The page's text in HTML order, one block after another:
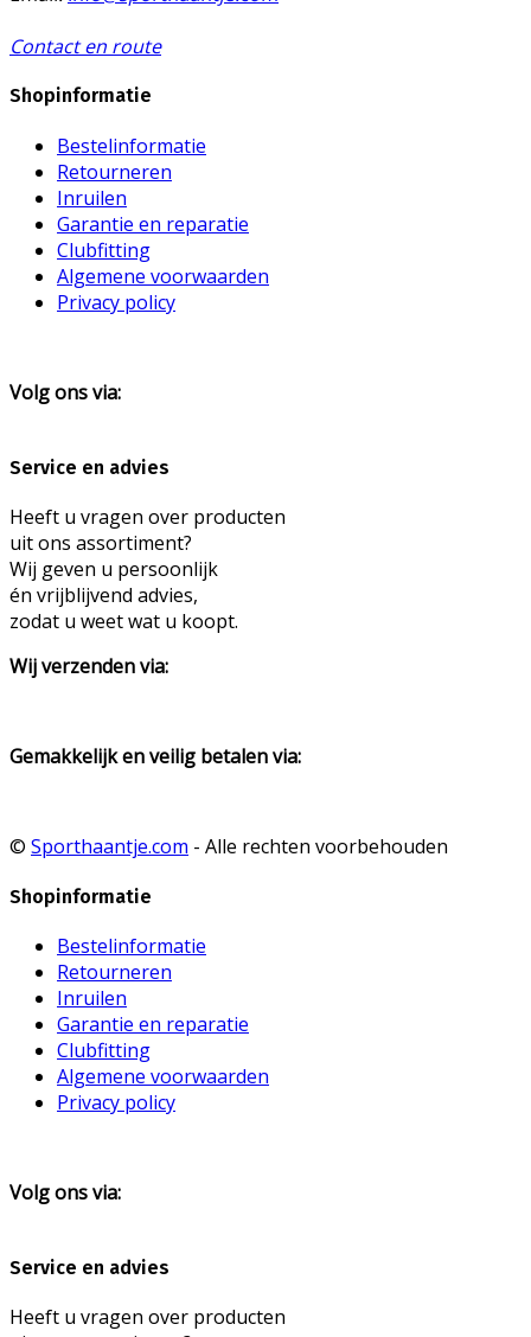
Contact en route
Shopinformatie
Bestelinformatie
Retourneren
Inruilen
Garantie en reparatie
Clubfitting
Algemene voorwaarden
Privacy policy
Volg ons via:
Service en advies
Heeft u vragen over producten
uit ons assortiment?
Wij geven u persoonlijk
én vrijblijvend advies,
zodat u weet wat u koopt.
Wij verzenden via:
Gemakkelijk en veilig betalen via:
© Sporthaantje.com - Alle rechten voorbehouden
Shopinformatie
Bestelinformatie
Retourneren
Inruilen
Garantie en reparatie
Clubfitting
Algemene voorwaarden
Privacy policy
Volg ons via:
Service en advies
Heeft u vragen over producten